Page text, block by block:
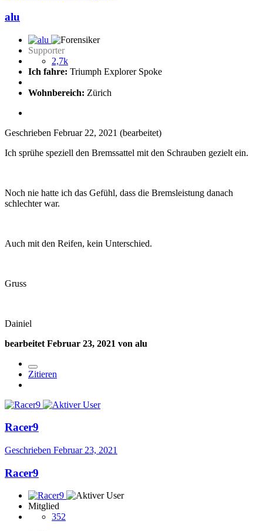
alu
Supporter
2,7k
Ich fahre: Triumph Explorer Spoke
Wohnbereich: Zürich
Geschrieben Februar 22, 2021 (bearbeitet)
Ich sprühe speziell den Bremssattel mit den Schrauben gezielt ein.
Noch nie hatte ich das Gefühl, dass die Bremsleistung danach
schlechter war.
Auch mit den Reifen, kein Unterschied.
Gruss
Dainiel
bearbeitet Februar 23, 2021 von alu
Zitieren
Racer9
Geschrieben Februar 23, 2021
Racer9
Mitglied
352